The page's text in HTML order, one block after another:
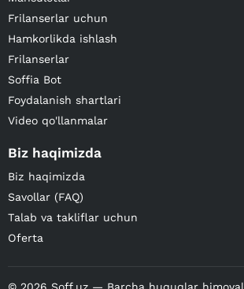
Frilanserlar uchun
Hamkorlikda ishlash
Frilanserlar
Soffia Bot
Foydalanish shartlari
Video qo'llanmalar
Biz haqimizda
Biz haqimizda
Savollar (FAQ)
Talab va takliflar uchun
Oferta